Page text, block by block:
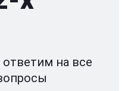
на все